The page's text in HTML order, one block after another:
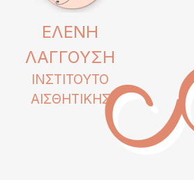
ΕΛΈΝΗ
ΛΑΓΓΟΎΣΗ
ΙΝΣΤΙΤΟΥΤΟ
ΑΙΣΘΗΤΙΚΗΣ